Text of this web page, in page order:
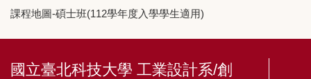
課程地圖-碩士班(112學年度入學學生適用)
國立臺北科技大學 工業設計系/創